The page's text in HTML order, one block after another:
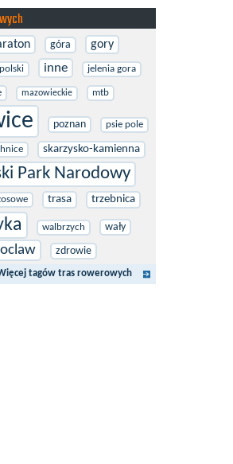
zjazd w stronę Darłówka
góra gory
inne jelenia gora
mazowieckie mtb
poznan psie pole
skarzysko-kamienna
Park Narodowy
trasa trzebnica
walbrzych wały
zdrowie
tagów tras rowerowych